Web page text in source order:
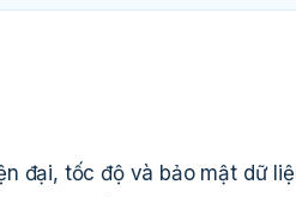
đại, tốc độ và bảo mật dữ